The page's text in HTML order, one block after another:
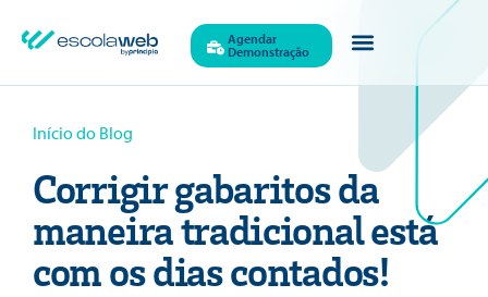
Agendar
Demonstração
Início do Blog
Corrigir gabaritos da
maneira tradicional está
com os dias contados!